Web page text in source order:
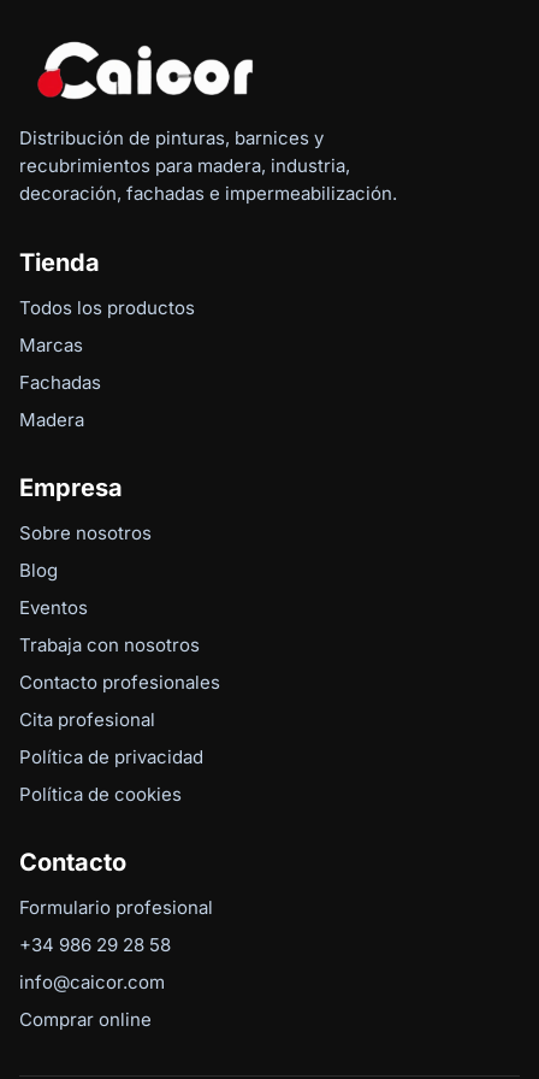
Distribución de pinturas, barnices y
recubrimientos para madera, industria,
decoración, fachadas e impermeabilización.
Tienda
Todos los productos
Marcas
Fachadas
Madera
Empresa
Sobre nosotros
Blog
Eventos
Trabaja con nosotros
Contacto profesionales
Cita profesional
Política de privacidad
Política de cookies
Contacto
Formulario profesional
+34 986 29 28 58
info@caicor.com
Comprar online